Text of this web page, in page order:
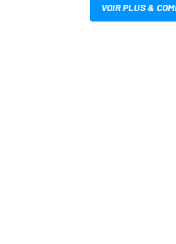
VOIR PLUS &